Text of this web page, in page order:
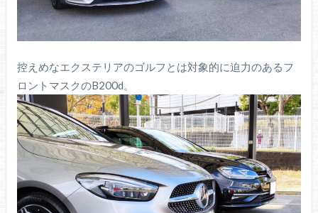
控えめなエクステリアのゴルフとは対象的に迫力のあるフ
ロントマスクのB200d。